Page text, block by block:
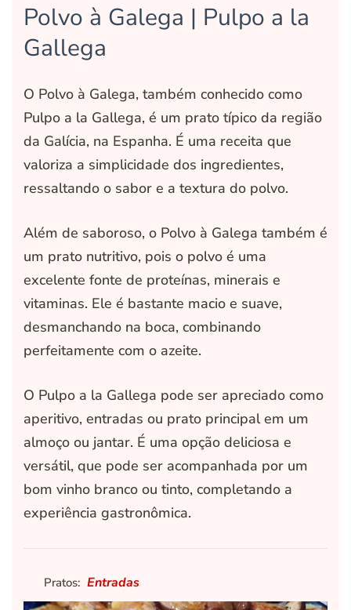
Polvo à Galega | Pulpo a la
Gallega
O Polvo à Galega, também conhecido como
Pulpo a la Gallega, é um prato típico da região
da Galícia, na Espanha. É uma receita que
valoriza a simplicidade dos ingredientes,
ressaltando o sabor e a textura do polvo.
Além de saboroso, o Polvo à Galega também é
um prato nutritivo, pois o polvo é uma
excelente fonte de proteínas, minerais e
vitaminas. Ele é bastante macio e suave,
desmanchando na boca, combinando
perfeitamente com o azeite.
O Pulpo a la Gallega pode ser apreciado como
aperitivo, entradas ou prato principal em um
almoço ou jantar. É uma opção deliciosa e
versátil, que pode ser acompanhada por um
bom vinho branco ou tinto, completando a
experiência gastronômica.
Pratos: Entradas